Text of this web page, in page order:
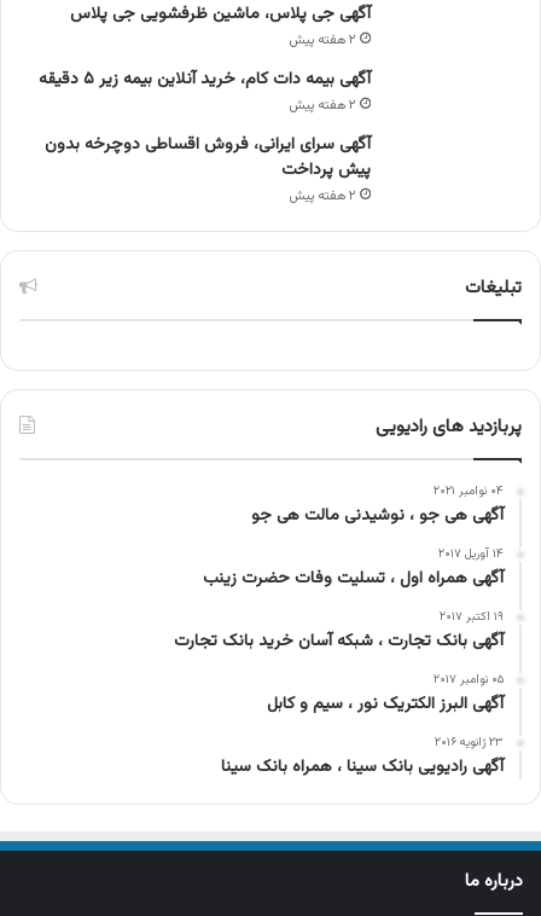
آگهی جی پلاس، ماشین ظرفشویی جی پلاس
۲ هفته پیش
آگهی بیمه دات کام، خرید آنلاین بیمه زیر ۵ دقیقه
۲ هفته پیش
آگهی سرای ایرانی، فروش اقساطی دوچرخه بدون
پیش پرداخت
۲ هفته پیش
تبلیغات
پربازدید های رادیویی
۰۴ نوامبر ۲۰۲۱
آگهی هی جو ، نوشیدنی مالت هی جو
۱۴ آوریل ۲۰۱۷
آگهی همراه اول ، تسلیت وفات حضرت زینب
۱۹ اکتبر ۲۰۱۷
آگهی بانک تجارت ، شبکه آسان خرید بانک تجارت
۰۵ نوامبر ۲۰۱۷
آگهی البرز الکتریک نور ، سیم و کابل
۲۳ ژانویه ۲۰۱۶
آگهی رادیویی بانک سینا ، همراه بانک سینا
درباره ما